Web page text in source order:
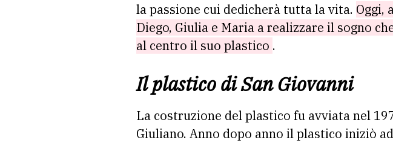
la passione cui dedicherà tutta la vita. Oggi,
Diego, Giulia e Maria a realizzare il sogno
al centro il suo plastico .
Il plastico di San Giovanni
La costruzione del plastico fu avviata nel
Giuliano. Anno dopo anno il plastico iniziò